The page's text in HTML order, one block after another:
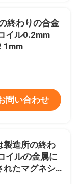
イル
コイル
終わりの合金
イル0.2mm
1mm
問い合わせ
製造所の終わ
イルの金属に
れたマグネシ